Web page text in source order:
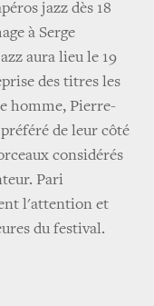
jazz dès 18
à Serge
aura lieu le 19
des titres les
homme, Pierre-
de leur côté
considérés
Pari
l'attention et
du festival.